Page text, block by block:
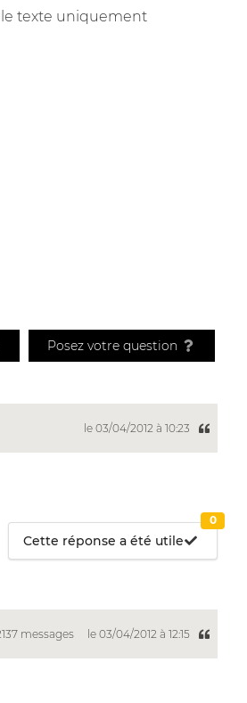
le texte uniquement
Posez votre question
le 03/04/2012 à 10:23
Cette réponse a été utile
0
messages le 03/04/2012 à 12:15